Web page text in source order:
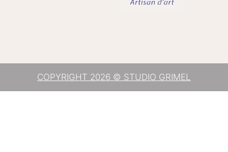
COPYRIGHT 2026 © STUDIO GRIMEL